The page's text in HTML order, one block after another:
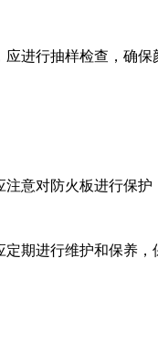
进行抽样检查，确保
意对防火板进行保护，
定期进行维护和保养，